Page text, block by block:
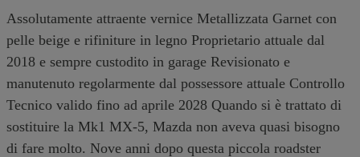
Assolutamente attraente vernice Metallizzata Garnet con
pelle beige e rifiniture in legno Proprietario attuale dal
2018 e sempre custodito in garage Revisionato e
manutenuto regolarmente dal possessore attuale Controllo
Tecnico valido fino ad aprile 2028 Quando si è trattato di
sostituire la Mk1 MX-5, Mazda non aveva quasi bisogno
di fare molto. Nove anni dopo questa piccola roadster